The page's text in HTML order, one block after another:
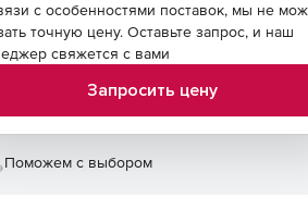
с особенностями поставок, мы не
точную цену. Оставьте запрос, и наш
свяжется с вами
Запросить цену
Поможем с выбором